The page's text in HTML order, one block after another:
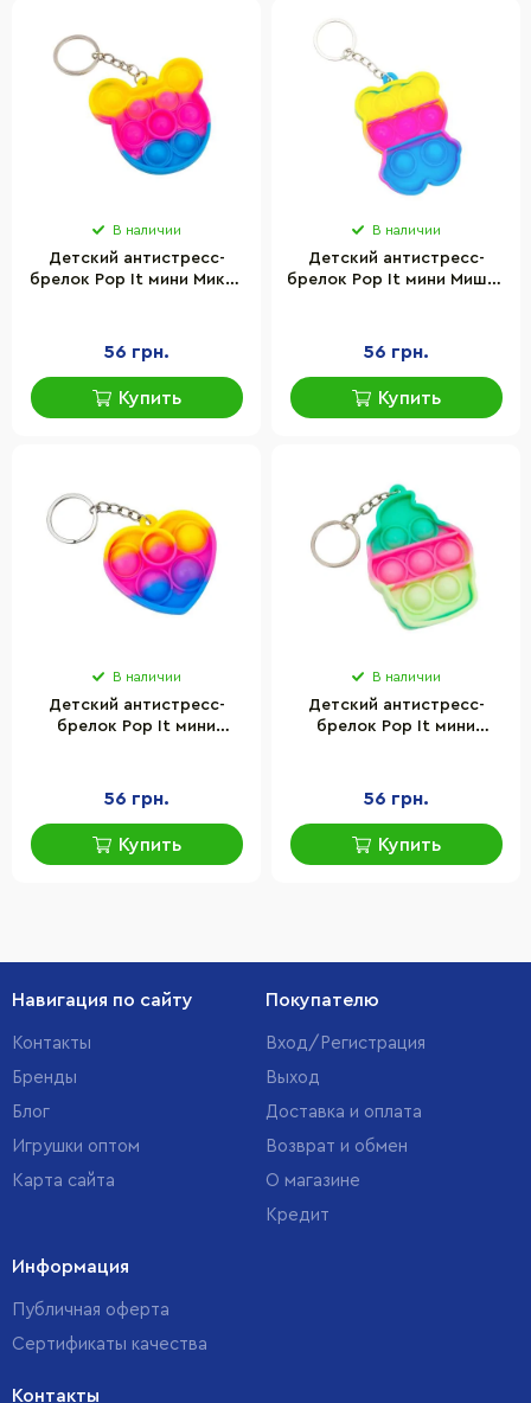
В наличии
Детский антистресс-
брелок Pop It мини Микки
56 грн.
Купить
В наличии
Детский антистресс-
брелок Pop It мини Мишка
56 грн.
Купить
В наличии
Детский антистресс-
брелок Pop It мини
56 грн.
Купить
В наличии
Детский антистресс-
брелок Pop It мини
56 грн.
Купить
Навигация по сайту
Контакты
Бренды
Блог
Игрушки оптом
Карта сайта
Покупателю
Вход/Регистрация
Выход
Доставка и оплата
Возврат и обмен
О магазине
Кредит
Информация
Публичная оферта
Сертификаты качества
Контакты